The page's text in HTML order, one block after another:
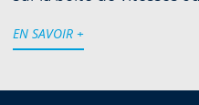
EN SAVOIR +